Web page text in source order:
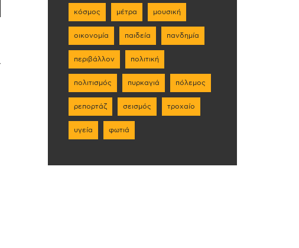
κόσμος μέτρα μουσική
οικονομία παιδεία πανδημία
περιβάλλον πολιτική
πολιτισμός πυρκαγιά πόλεμος
ρεπορτάζ σεισμός τροχαίο
υγεία φωτιά